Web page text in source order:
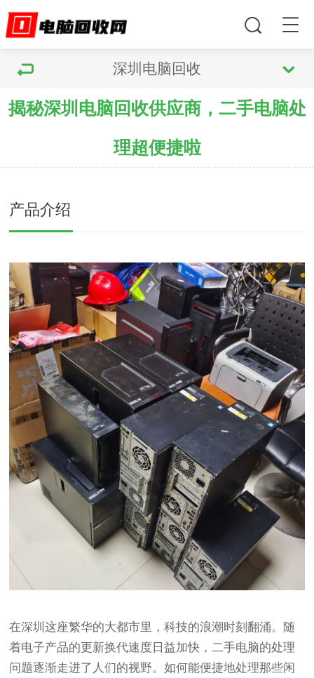
深圳电脑回收
揭秘深圳电脑回收供应商，二手电脑处
理超便捷啦
产品介绍
在深圳这座繁华的大都市里，科技的浪潮时刻翻涌。随
着电子产品的更新换代速度日益加快，二手电脑的处理
问题逐渐走进了人们的视野。如何能便捷地处理那些闲